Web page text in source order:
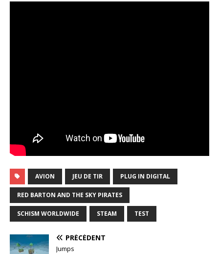
AVION JEU DE TIR PLUG IN DIGITAL
RED BARTON AND THE SKY PIRATES
SCHISM WORLDWIDE STEAM TEST
PRÉCÉDENT
Jumps